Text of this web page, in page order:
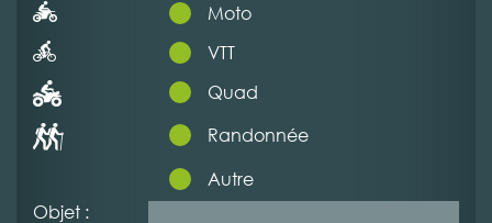
Moto
VTT
Quad
Randonnée
Autre
Objet :